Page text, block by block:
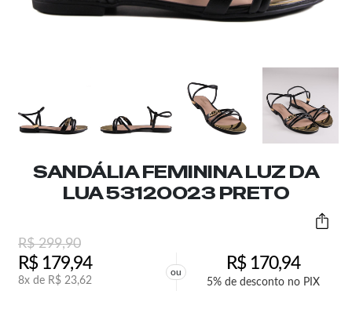
SANDÁLIA FEMININA LUZ DA
LUA 53120023 PRETO
R$299,90
R$179,94
8x de R$ 23,62
ou R$170,94
5% de desconto no PIX